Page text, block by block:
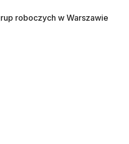
roboczych w Warszawie